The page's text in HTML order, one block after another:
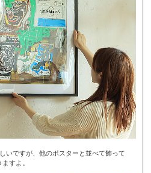
いですが、他のポスターと並べて飾って
すよ。